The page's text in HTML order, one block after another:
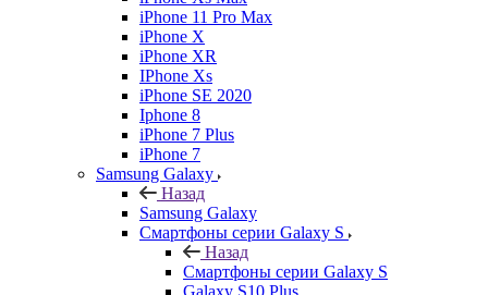
iPhone 11 Pro Max
iPhone X
iPhone XR
IPhone Xs
iPhone SE 2020
Iphone 8
iPhone 7 Plus
iPhone 7
Samsung Galaxy
Назад
Samsung Galaxy
Смартфоны серии Galaxy S
Назад
Смартфоны серии Galaxy S
Galaxy S10 Plus